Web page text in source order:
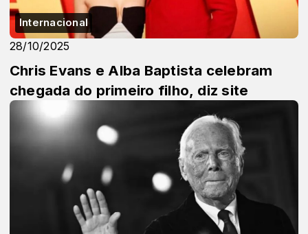
Internacional
28/10/2025
Chris Evans e Alba Baptista celebram
chegada do primeiro filho, diz site